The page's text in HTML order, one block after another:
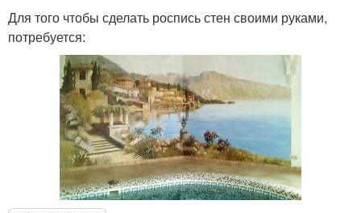
Для того чтобы сделать роспись стен своими руками,
потребуется: